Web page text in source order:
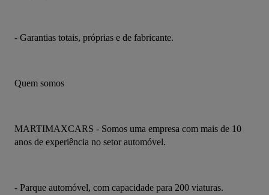
- Garantias totais, próprias e de fabricante.
Quem somos
MARTIMAXCARS - Somos uma empresa com mais de 10
anos de experiência no setor automóvel.
- Parque automóvel, com capacidade para 200 viaturas.